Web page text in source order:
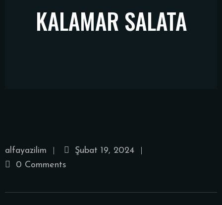
KALAMAR SALATA
alfayazilim
Şubat 19, 2024
0 Comments